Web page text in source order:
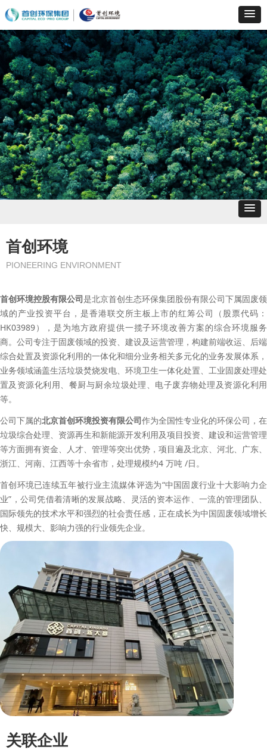
首创环境控股有限公司是北京首创生态环保集团股份有限公司下属固废领
域的产业投资平台，是香港联交所主板上市的红筹公司（股票代码：
HK03989），是为地方政府提供一揽子环境改善方案的综合环境服务
商。公司专注于固废领域的投资、建设及运营管理，构建前端收运、后端
综合处置及资源化利用的一体化和细分业务相关多元化的业务发展体系，
业务领域涵盖生活垃圾焚烧发电、环境卫生一体化处置、工业固废处理处
置及资源化利用、餐厨与厨余垃圾处理、电子废弃物处理及资源化利用
等。
公司下属的北京首创环境投资有限公司作为全国性专业化的环保公司，在
垃圾综合处理、资源再生和新能源开发利用及项目投资、建设和运营管理
等方面拥有资金、人才、管理等突出优势，项目遍及北京、河北、广东、
浙江、河南、江西等十余省市，处理规模约4 万吨 /日。
首创环境已连续五年被行业主流媒体评选为“中国固废行业十大影响力企
业”，公司凭借着清晰的发展战略、灵活的资本运作、一流的管理团队、
国际领先的技术水平和强烈的社会责任感，正在成长为中国固废领域增长
快、规模大、影响力强的行业领先企业。
首创环境
PIONEERING ENVIRONMENT
关联企业